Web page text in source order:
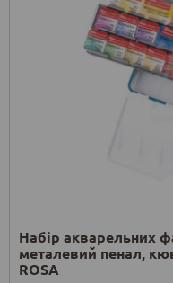
Набір акварельних
металевий пенал,
ROSA